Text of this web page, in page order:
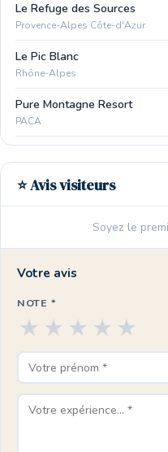
Le Refuge des Sources
Provence-Alpes Côte-d'Azur
Le Pic Blanc
Rhône-Alpes
Pure Montagne Resort
PACA
⭐ Avis visiteurs
Soyez le
Votre avis
NOTE *
★
★
★
★
★